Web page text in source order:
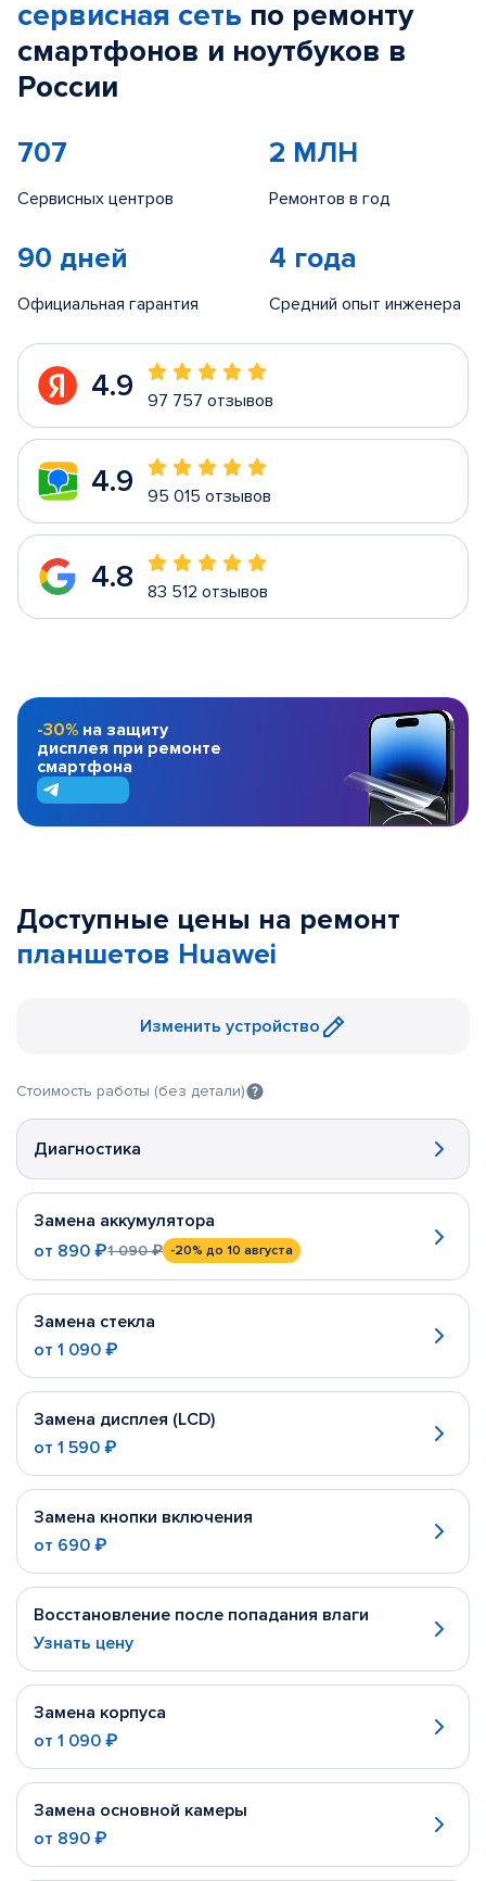
сервисная сеть по ремонту
смартфонов и ноутбуков в
России
707
Сервисных центров
2 МЛН
Ремонтов в год
90 дней
Официальная гарантия
4 года
Средний опыт инженера
4.9 97 757 отзывов
4.9 95 015 отзывов
4.8 83 512 отзывов
-30% на защиту
дисплея при ремонте
смартфона
Доступные цены на ремонт
планшетов Huawei
Изменить устройство
Стоимость работы (без детали)
Диагностика
Замена аккумулятора
от 890 ₽1 090 ₽ -20% до 10 августа
Замена стекла
от 1 090 ₽
Замена дисплея (LCD)
от 1 590 ₽
Замена кнопки включения
от 690 ₽
Восстановление после попадания влаги
Узнать цену
Замена корпуса
от 1 090 ₽
Замена основной камеры
от 890 ₽